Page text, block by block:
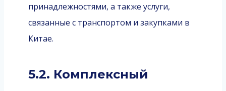
принадлежностями, а также услуги,
связанные с транспортом и закупками в
Китае.
5.2. Комплексный